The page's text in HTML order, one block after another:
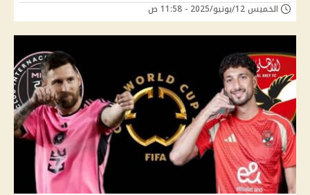
الخميس 12/يونيو/2025 - 11:58 ص